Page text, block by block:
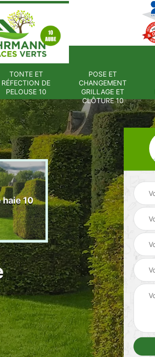
TONTE ET
RÉFECTION DE
PELOUSE 10
POSE ET
CHANGEMENT
GRILLAGE ET
CLÔTURE 10
haie 10
Tonte et réfection
de pelouse 10